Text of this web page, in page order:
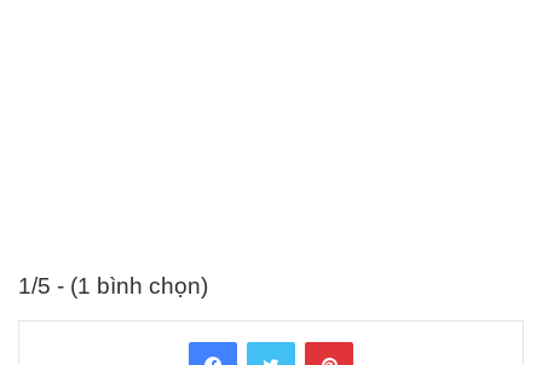
1/5 - (1 bình chọn)
FacebookTwitter Pinterest